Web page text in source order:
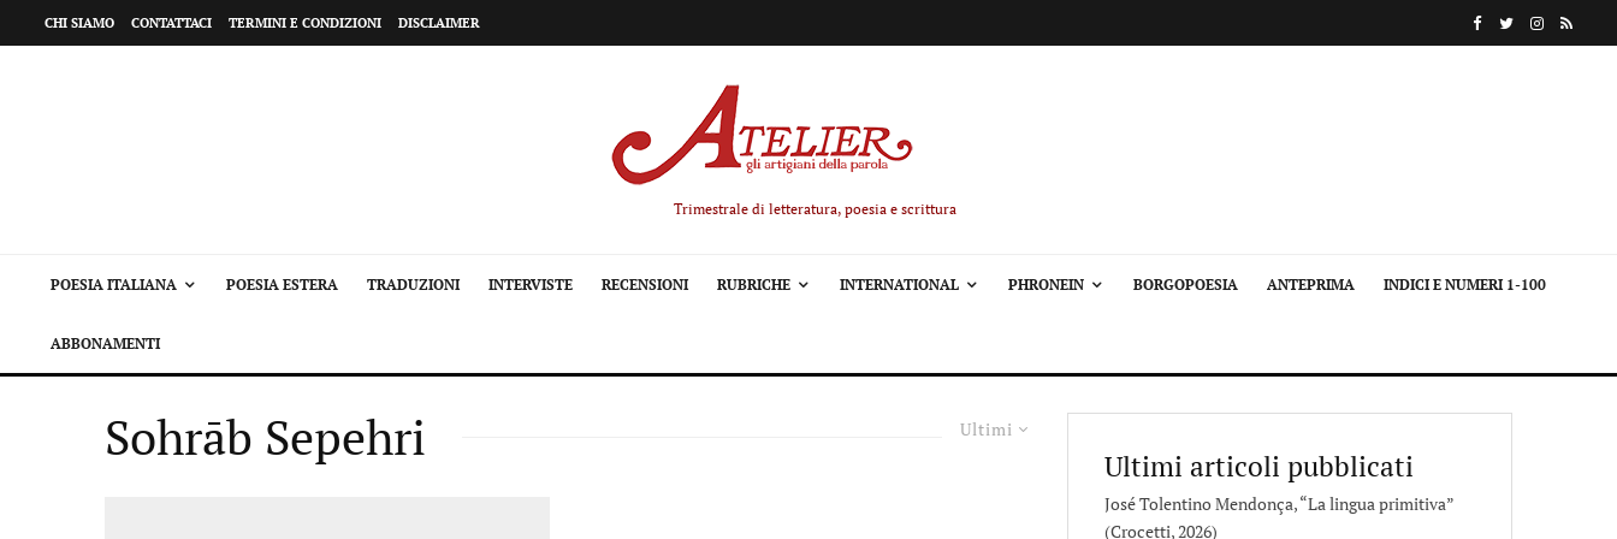
CHI SIAMO CONTATTACI TERMINI E CONDIZIONI DISCLAIMER
Trimestrale di letteratura, poesia e scrittura
POESIA ITALIANA POESIA ESTERA TRADUZIONI INTERVISTE RECENSIONI RUBRICHE INTERNATIONAL PHRONEIN BORGOPOESIA ANTEPRIMA INDICI E NUMERI 1-100
ABBONAMENTI
Ultimi
Sohrāb Sepehri Ultimi articoli pubblicati
José Tolentino Mendonça, “La lingua primitiva”
(Crocetti, 2026)